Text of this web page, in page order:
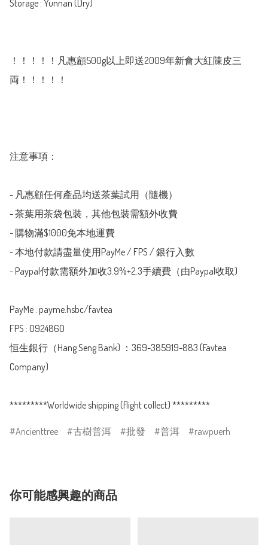
Storage : Yunnan (Dry)
！！！！！凡惠顧500g以上即送2009年新會大紅陳皮三
両！！！！！
注意事項：
- 凡惠顧任何產品均送茶葉試用（隨機）
- 茶葉用茶袋包裝，其他包裝需額外收費
- 購物滿$1000免本地運費
- 本地付款請盡量使用PayMe / FPS / 銀行入數
- Paypal付款需額外加收3.9%+2.3手續費（由Paypal收取)
PayMe : payme.hsbc/favtea
FPS : 0924860
恒生銀行（Hang Seng Bank) ：369-385919-883 (Favtea
Company)
*********Worldwide shipping (flight collect) *********
Ancienttree 古樹普洱 批發 普洱 rawpuerh
你可能感興趣的商品